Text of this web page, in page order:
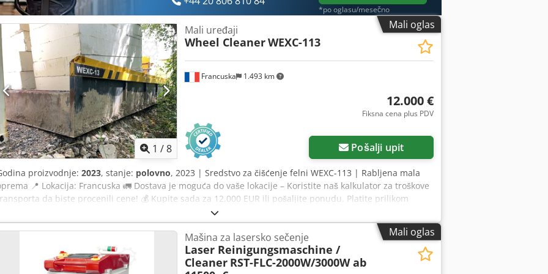
ugao Rashladna jedinica: Bingyue: 1500W-S Cena: RST-LC 1500W (230V): 9.500,- EUR Garancija:
garancija na laserski izvor, Ostali delovi mašine garancija 1 godina. Potrošni delovi – bez
garancije. OPCIJA: OPŠTI USLOVI POSLOVANJA Obuka i instalacija: 1 dan 600,- € (dolazak i odlazak
uključeni) Transportni troškovi: Avio transport: 1.200,- € / Brodski transport: 650,- € Isporuka: 2–3 radne
nedelje od prijema uplate za avio transport 5–6 nedelja brodom. Plaćanje: 100% po narudžbini i pre
otpreme (avio ili brodski transport)
*po oglasu/mesečno
Mali oglas
1 /8
Francuska 1.493 km
Mali uređaji
Wheel CleanerWEXC-113
12.000 €
Fiksna cena plus PDV
Pošalji upit
proizvodnje: 2023, stanje: polovno, 2023 | Sredstvo za čišćenje felni WEXC-113 | Rabljena mala
📍 Lokacija: Francuska 🚛 Dostava je moguća do vaše lokacije – Koristite naš kalkulator za troškove
da biste procenili cene! 💰 Kupite sada za 12.000 EUR ili pošaljite ponudu. Platite prilikom
dostave uz pristupačnu naknadu (podložno odobrenju)* Dcsdpfjznfdhex Alaek 👷‍♂️ Pregledao nezavisni
0 tačaka inspekcije 0 odobreno ✅ 0 nedostataka ℹ️ 0 troškova ⚠️ 📌 Komentar inspektora: 📄 Želite
da vidite kompletan izveštaj o inspekciji, dodatne fotografije ili video? Savet: Referenca „41134 Equippo” se
često koristi prilikom pretraživanja dodatnih detalja na internetu. 💡 Zašto se ova mašina i naša usluga
ističu: ✔ Temeljna inspekcija od strane stručnjaka ✔ Dostava na gradilište je moguća ✔ Garancija povrata
Mali oglas
Mašina za lasersko sečenje
Laser Reinigungsmaschine /
Cleaner RST-FLC-2000W/3000W ab